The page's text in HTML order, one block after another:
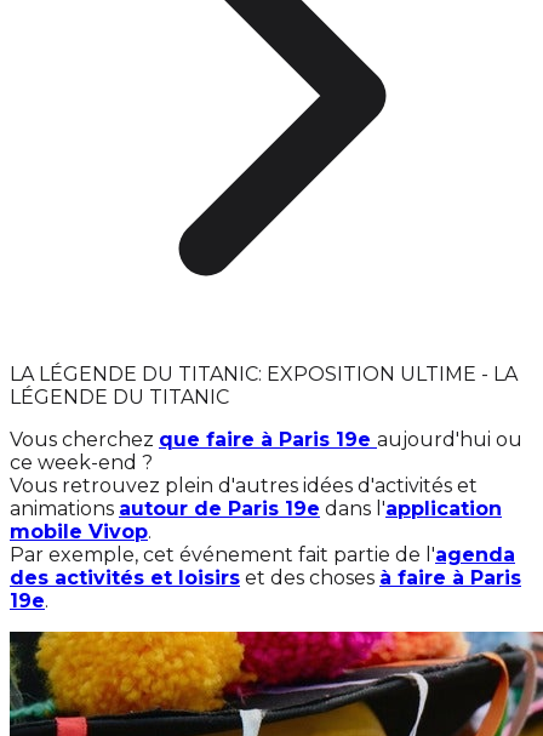
LA LÉGENDE DU TITANIC: EXPOSITION ULTIME - LA
LÉGENDE DU TITANIC
Vous cherchez que faire à Paris 19e aujourd'hui ou
ce week-end ?
Vous retrouvez plein d'autres idées d'activités et
animations autour de Paris 19e dans l'application
mobile Vivop.
Par exemple, cet événement fait partie de l'agenda
des activités et loisirs et des choses à faire à Paris
19e.